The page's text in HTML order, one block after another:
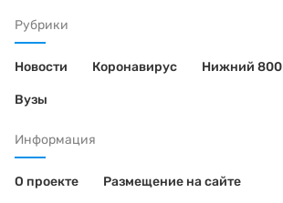
Рубрики
Новости Коронавирус Нижний 800
Вузы
Информация
О проекте Размещение на сайте